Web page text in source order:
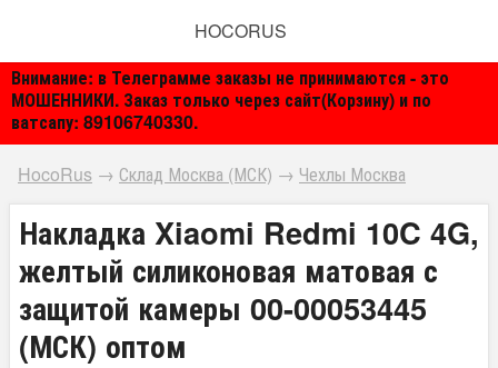
Внимание: в Телеграмме заказы не принимаются - это
МОШЕННИКИ. Заказ только через сайт(Корзину) и по
ватсапу: 89106740330.
HOCORUS
HocoRus → Склад Москва (МСК) → Чехлы Москва
Накладка Xiaomi Redmi 10C 4G,
желтый силиконовая матовая с
защитой камеры 00-00053445
(МСК) оптом